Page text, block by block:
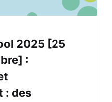
2025 [25
:
: des